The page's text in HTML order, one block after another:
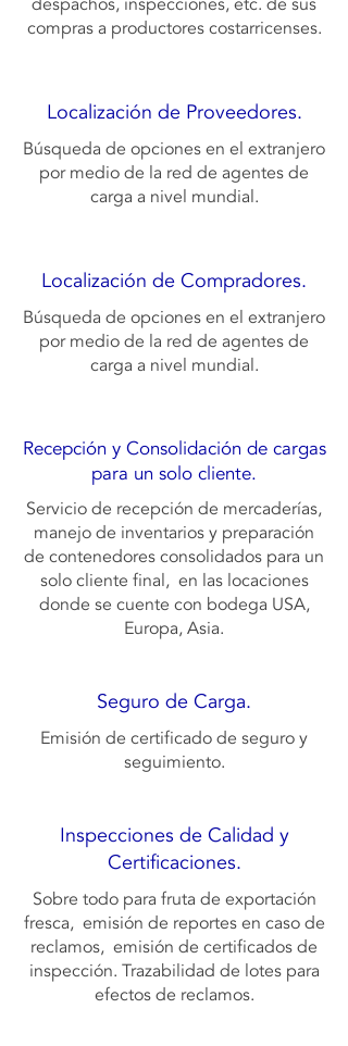
compras a productores costarricenses.
supplier
Localización de Proveedores.
Búsqueda de opciones en el extranjero
por medio de la red de agentes de
carga a nivel mundial.
Localización de Compradores.
Búsqueda de opciones en el extranjero
por medio de la red de agentes de
carga a nivel mundial.
Recepción y Consolidación de cargas
para un solo cliente.
Servicio de recepción de mercaderías,
manejo de inventarios y preparación
de contenedores consolidados para un
solo cliente final, en las locaciones
donde se cuente con bodega USA,
Europa, Asia.
Seguro de Carga.
Emisión de certificado de seguro y
seguimiento.
Inspecciones de Calidad y
Certificaciones.
Sobre todo para fruta de exportación
fresca, emisión de reportes en caso de
reclamos, emisión de certificados de
inspección. Trazabilidad de lotes para
efectos de reclamos.